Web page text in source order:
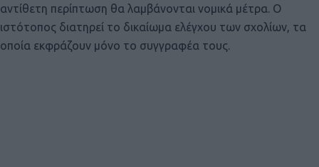
αντίθετη περίπτωση θα λαμβάνονται νομικά μέτρα. Ο
ιστότοπος διατηρεί το δικαίωμα ελέγχου των σχολίων, τα
οποία εκφράζουν μόνο το συγγραφέα τους.